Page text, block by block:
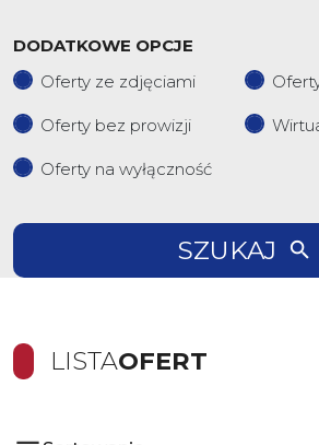
DODATKOWE OPCJE
Oferty ze zdjęciami
Oferty bez prowizji
Oferty na wyłączność
SZUKAJ
LISTAOFERT